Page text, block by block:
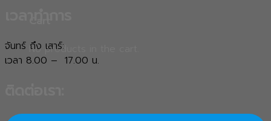
No products in the cart.
จันทร์ ถึง เสาร์:
เวลา 8.00 – 17.00 น.